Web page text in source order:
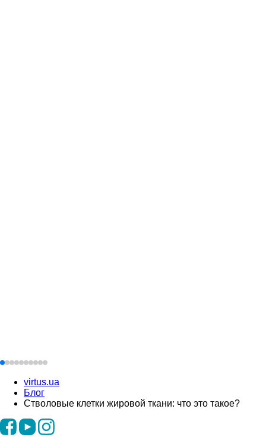
virtus.ua
Блог
Стволовые клетки жировой ткани: что это такое?